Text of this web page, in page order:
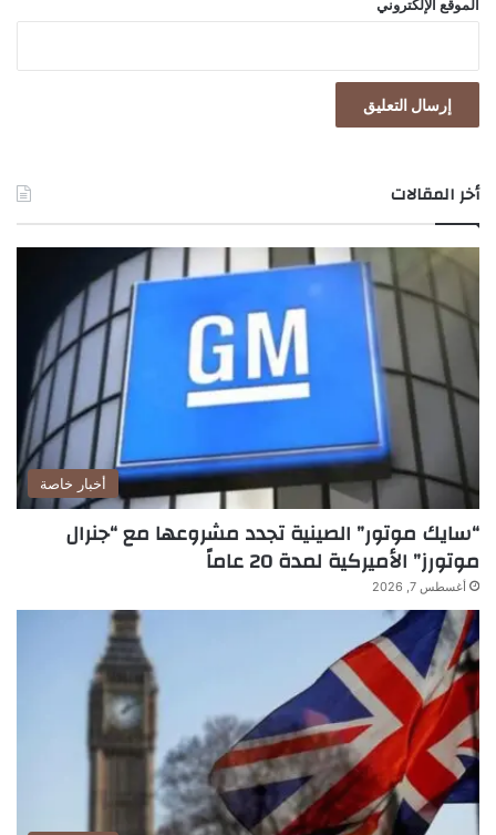
الموقع الإلكتروني
أخر المقالات
أخبار خاصة
“سايك موتور” الصينية تجدد مشروعها مع “جنرال
موتورز” الأميركية لمدة 20 عاماً
أغسطس 7, 2026